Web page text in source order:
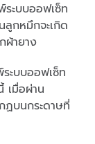
ระบบออฟเซ็ท
ลูกหมึกจะเกิด
ผ้ายาง
ะบบออฟเซ็ท
เมื่อผ่าน
ฏบนกระดาษที่